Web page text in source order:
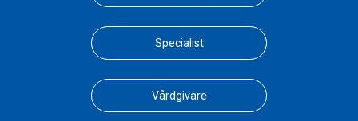
Specialist
Vårdgivare